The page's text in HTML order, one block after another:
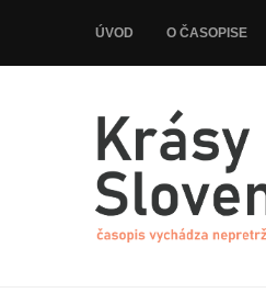
ÚVOD O ČASOPISE